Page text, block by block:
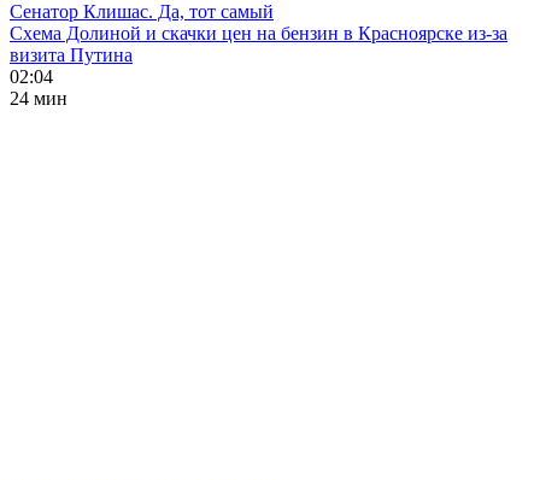
Сенатор Клишас. Да, тот самый
Схема Долиной и скачки цен на бензин в Красноярске из-за
визита Путина
02:04
24 мин